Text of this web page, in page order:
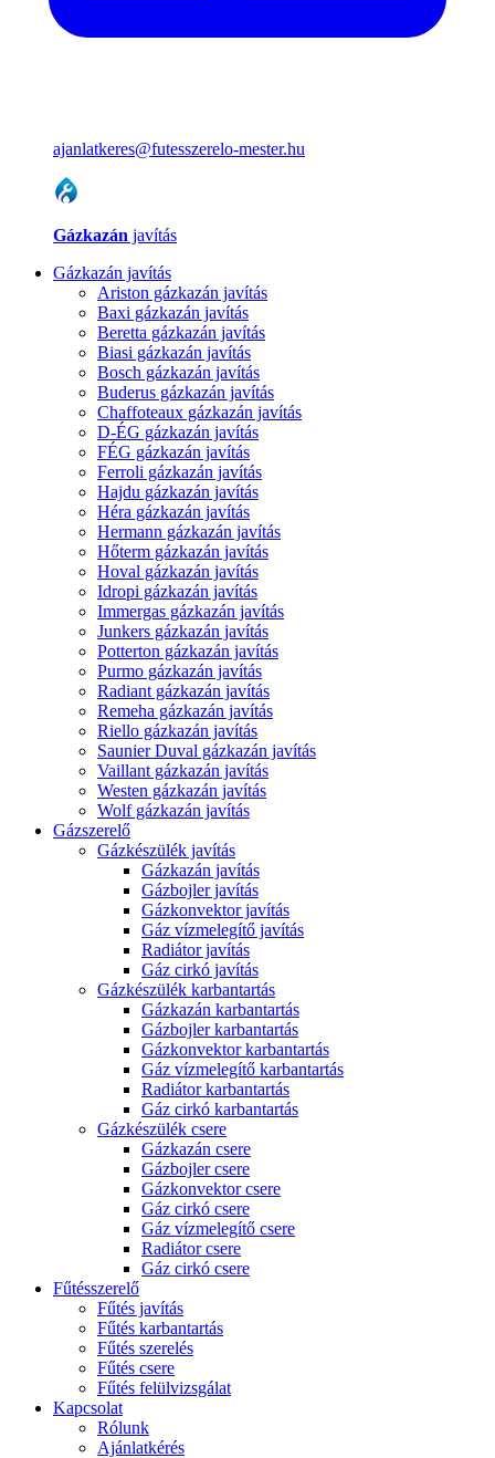
ajanlatkeres@futesszerelo-mester.hu
Gázkazán javítás
Gázkazán javítás
Ariston gázkazán javítás
Baxi gázkazán javítás
Beretta gázkazán javítás
Biasi gázkazán javítás
Bosch gázkazán javítás
Buderus gázkazán javítás
Chaffoteaux gázkazán javítás
D-ÉG gázkazán javítás
FÉG gázkazán javítás
Ferroli gázkazán javítás
Hajdu gázkazán javítás
Héra gázkazán javítás
Hermann gázkazán javítás
Hőterm gázkazán javítás
Hoval gázkazán javítás
Idropi gázkazán javítás
Immergas gázkazán javítás
Junkers gázkazán javítás
Potterton gázkazán javítás
Purmo gázkazán javítás
Radiant gázkazán javítás
Remeha gázkazán javítás
Riello gázkazán javítás
Saunier Duval gázkazán javítás
Vaillant gázkazán javítás
Westen gázkazán javítás
Wolf gázkazán javítás
Gázszerelő
Gázkészülék javítás
Gázkazán javítás
Gázbojler javítás
Gázkonvektor javítás
Gáz vízmelegítő javítás
Radiátor javítás
Gáz cirkó javítás
Gázkészülék karbantartás
Gázkazán karbantartás
Gázbojler karbantartás
Gázkonvektor karbantartás
Gáz vízmelegítő karbantartás
Radiátor karbantartás
Gáz cirkó karbantartás
Gázkészülék csere
Gázkazán csere
Gázbojler csere
Gázkonvektor csere
Gáz cirkó csere
Gáz vízmelegítő csere
Radiátor csere
Gáz cirkó csere
Fűtésszerelő
Fűtés javítás
Fűtés karbantartás
Fűtés szerelés
Fűtés csere
Fűtés felülvizsgálat
Kapcsolat
Rólunk
Ajánlatkérés